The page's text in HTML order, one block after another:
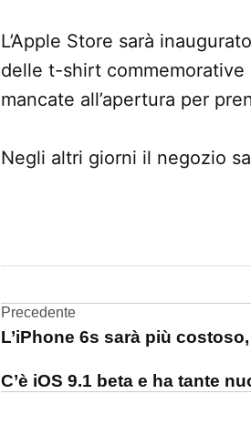
L’Apple Store sarà
delle t-shirt
mancate all’apertura per
Negli altri giorni il negozio
Store
Firenze
Navigazione
Precedente
L’iPhone 6s sarà più
C’è iOS 9.1 beta e ha tante